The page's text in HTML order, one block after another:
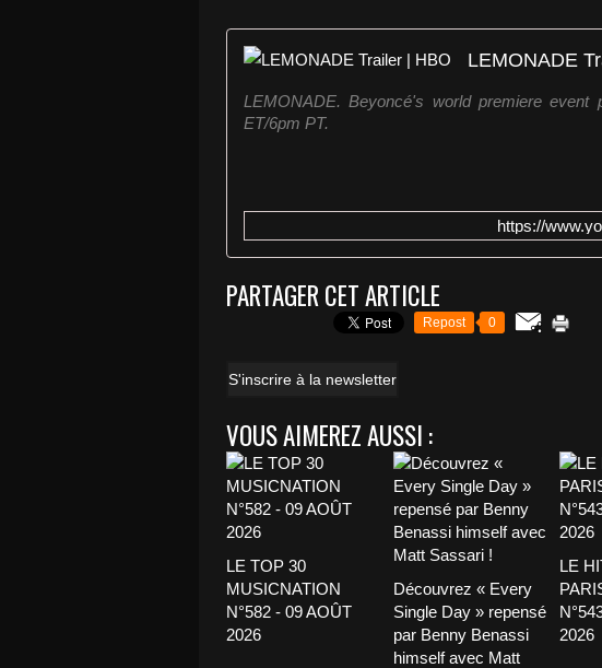
LEMONADE
LEMONADE. Beyoncé's world premiere
ET/6pm PT.
https://
PARTAGER CET ARTICLE
Repost 0
S'inscrire à la newsletter
VOUS AIMEREZ AUSSI :
LE TOP 30
MUSICNATION
N°582 - 09 AOÛT
2026
Découvrez « Every
Single Day » repensé
par Benny Benassi
himself avec Matt
LE
2026